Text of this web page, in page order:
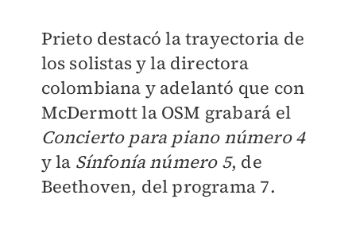
Prieto destacó la trayectoria de
los solistas y la directora
colombiana y adelantó que con
McDermott la OSM grabará el
Concierto para piano número 4
y la Sínfonía número 5, de
Beethoven, del programa 7.